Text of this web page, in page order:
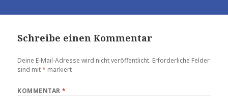
Schreibe einen Kommentar
Deine E-Mail-Adresse wird nicht veröffentlicht. Erforderliche Felder
sind mit* markiert
KOMMENTAR*